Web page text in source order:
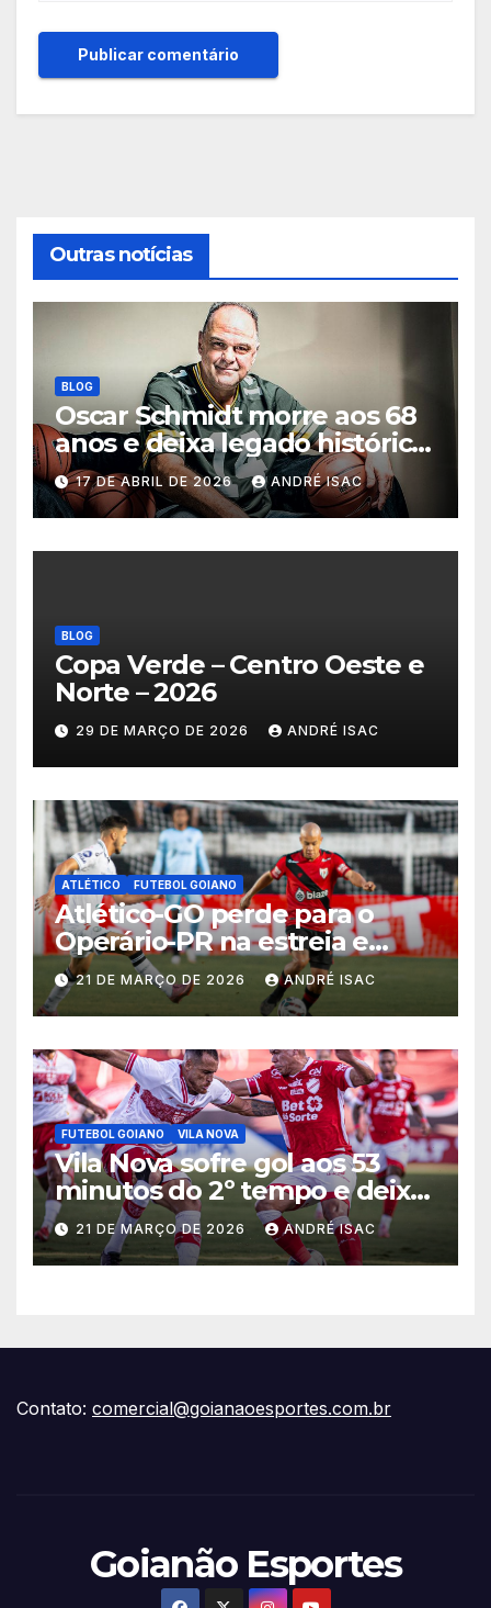
Outras notícias
BLOG
Oscar Schmidt morre aos 68
anos e deixa legado histórico
no basquete mundial
17 DE ABRIL DE 2026 ANDRÉ ISAC
BLOG
Copa Verde – Centro Oeste e
Norte – 2026
29 DE MARÇO DE 2026 ANDRÉ ISAC
ATLÉTICO FUTEBOL GOIANO
Atlético-GO perde para o
Operário-PR na estreia e
começa sob pressão a Série B
2026
21 DE MARÇO DE 2026 ANDRÉ ISAC
FUTEBOL GOIANO VILA NOVA
Vila Nova sofre gol aos 53
minutos do 2º tempo e deixa
vitória escapar na estreia da
Série B
21 DE MARÇO DE 2026 ANDRÉ ISAC
Contato: comercial@goianaoesportes.com.br
Goianão Esportes